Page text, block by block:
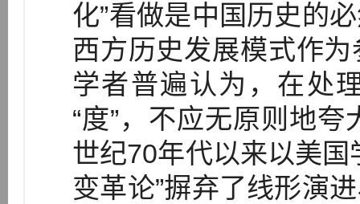
化”看做是中国历史的
西方历史发展模式作
学者普遍认为，在处
“度”，不应无原则地
世纪70年代以来以美国
变革论”摒弃了线形演